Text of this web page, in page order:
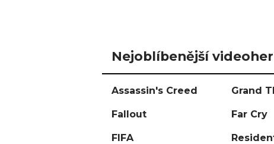
Nejoblíbenější
Assassin's Creed Grand
Fallout Far Cry
FIFA